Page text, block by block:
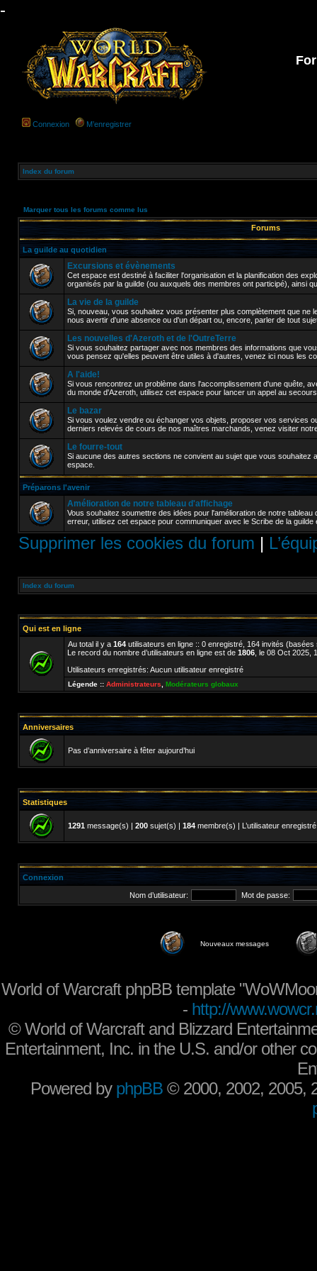
-
Connexion M’enregistrer
Index du forum
Marquer tous les forums comme lus
Forums
La guilde au quotidien
Excursions et évènements
Cet espace est destiné à faciliter l'organisation et la planification des
organisés par la guilde (ou auxquels des membres ont participé), ainsi
La vie de la guilde
Si, nouveau, vous souhaitez vous présenter plus complètement que ne
nous avertir d'une absence ou d'un départ ou, encore, parler de tout
Les nouvelles d'Azeroth et de l'OutreTerre
Si vous souhaitez partager avec nos membres des informations que
vous pensez qu'elles peuvent être utiles à d'autres, venez ici nous les
A l'aide!
Si vous rencontrez un problème dans l'accomplissement d'une quête,
du monde d'Azeroth, utilisez cet espace pour lancer un appel au
Le bazar
Si vous voulez vendre ou échanger vos objets, proposer vos services
derniers relevés de cours de nos maîtres marchands, venez visiter
Le fourre-tout
Si aucune des autres sections ne convient au sujet que vous souhaitez
espace.
Préparons l'avenir
Amélioration de notre tableau d'affichage
Vous souhaitez soumettre des idées pour l'amélioration de notre
erreur, utilisez cet espace pour communiquer avec le Scribe de la guilde
Supprimer les cookies du forum |
Index du forum
Qui est en ligne
Au total il y a 164 utilisateurs en ligne :: 0 enregistré, 164 invités
Le record du nombre d’utilisateurs en ligne est de 1806 , le 08 Oct 2025,
Utilisateurs enregistrés: Aucun utilisateur enregistré
Légende :: Administrateurs Modérateurs globaux
Anniversaires
Pas d’anniversaire à fêter aujourd’hui
Statistiques
1291 message(s) | 200 sujet(s) | 184 membre(s) | L’utilisateur
Connexion
Nom d’utilisateur: Mot de passe:
Nouveaux messages
World of Warcraft phpBB template
- http://
©World of Warcraft and Blizzard
Entertainment, Inc. in the U.S. and/or other
Powered by phpBB © 2000, 2002, 2005,